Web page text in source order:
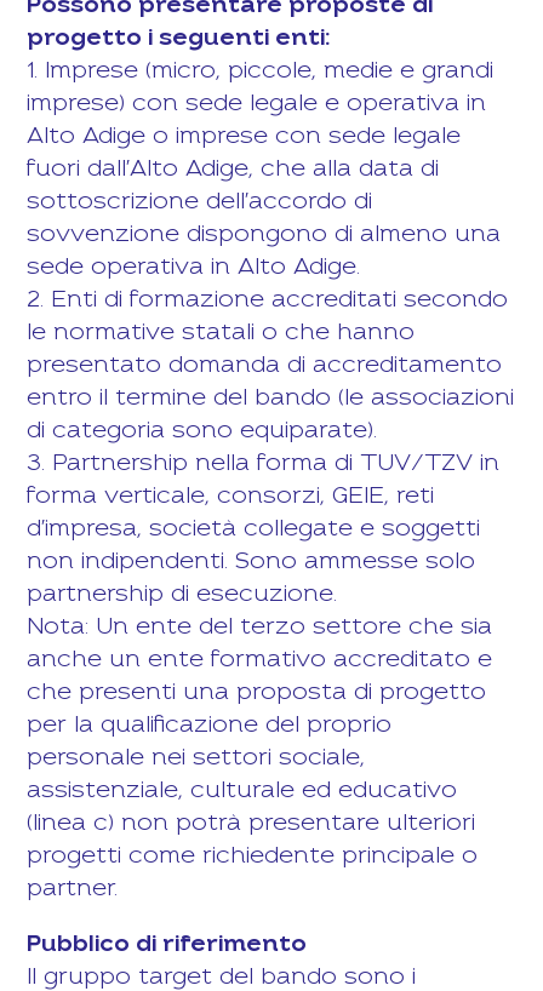
Possono presentare proposte di
progetto i seguenti enti:
1. Imprese (micro, piccole, medie e grandi
imprese) con sede legale e operativa in
Alto Adige o imprese con sede legale
fuori dall'Alto Adige, che alla data di
sottoscrizione dell'accordo di
sovvenzione dispongono di almeno una
sede operativa in Alto Adige.
2. Enti di formazione accreditati secondo
le normative statali o che hanno
presentato domanda di accreditamento
entro il termine del bando (le associazioni
di categoria sono equiparate).
3. Partnership nella forma di TUV/TZV in
forma verticale, consorzi, GEIE, reti
d'impresa, società collegate e soggetti
non indipendenti. Sono ammesse solo
partnership di esecuzione.
Nota: Un ente del terzo settore che sia
anche un ente formativo accreditato e
che presenti una proposta di progetto
per la qualificazione del proprio
personale nei settori sociale,
assistenziale, culturale ed educativo
(linea c) non potrà presentare ulteriori
progetti come richiedente principale o
partner.
Pubblico di riferimento
Il gruppo target del bando sono i